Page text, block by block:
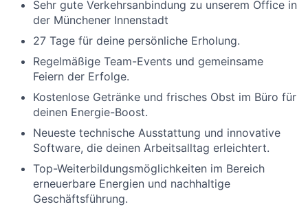
Sehr gute Verkehrsanbindung zu unserem Office in
der Münchener Innenstadt
27 Tage für deine persönliche Erholung.
Regelmäßige Team-Events und gemeinsame
Feiern der Erfolge.
Kostenlose Getränke und frisches Obst im Büro für
deinen Energie-Boost.
Neueste technische Ausstattung und innovative
Software, die deinen Arbeitsalltag erleichtert.
Top-Weiterbildungsmöglichkeiten im Bereich
erneuerbare Energien und nachhaltige
Geschäftsführung.